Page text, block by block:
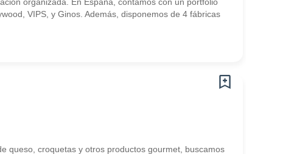
VIPS, y Ginos. Además, disponemos de 4 fábricas
queso, croquetas y otros productos gourmet, buscamos